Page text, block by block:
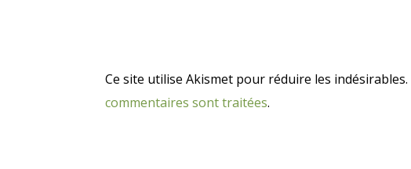
Ce site utilise Akismet pour réduire les indésirables.
commentaires sont traitées.